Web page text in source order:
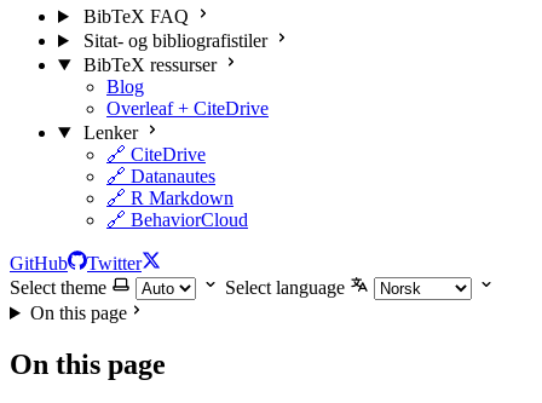
BibTeX FAQ
Sitat- og bibliografistiler
BibTeX ressurser
Blog
Overleaf + CiteDrive
Lenker
🔗 CiteDrive
🔗 Datanautes
🔗 R Markdown
🔗 BehaviorCloud
GitHub
Twitter
Select theme
Select language
On this page
On this page